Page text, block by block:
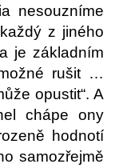
nesouzníme
z jiného
je základním
rušit …
opustit“. A
chápe ony
hodnotí
samozřejmě